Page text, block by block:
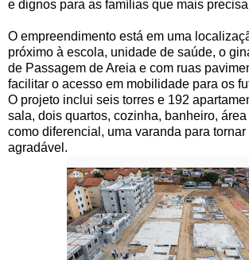
e dignos para as famílias que mais
O empreendimento está em uma
próximo à escola, unidade de saúde, o
de Passagem de Areia e com ruas
facilitar o acesso em mobilidade para os
O projeto inclui seis torres e 192
sala, dois quartos, cozinha, banheiro,
como diferencial, uma varanda para
agradável.